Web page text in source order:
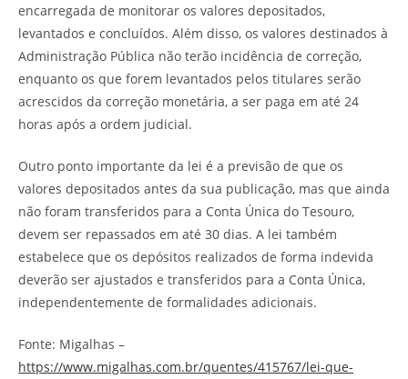
encarregada de monitorar os valores depositados,
levantados e concluídos. Além disso, os valores destinados à
Administração Pública não terão incidência de correção,
enquanto os que forem levantados pelos titulares serão
acrescidos da correção monetária, a ser paga em até 24
horas após a ordem judicial.
Outro ponto importante da lei é a previsão de que os
valores depositados antes da sua publicação, mas que ainda
não foram transferidos para a Conta Única do Tesouro,
devem ser repassados em até 30 dias. A lei também
estabelece que os depósitos realizados de forma indevida
deverão ser ajustados e transferidos para a Conta Única,
independentemente de formalidades adicionais.
Fonte: Migalhas –
https://www.migalhas.com.br/quentes/415767/lei-que-